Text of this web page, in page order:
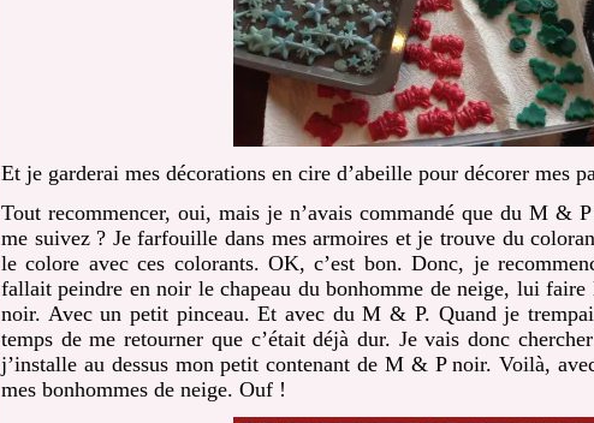
Et je garderai mes décorations en cire d’abeille pour décorer mes
Tout recommencer, oui, mais je n’avais commandé que du M &
me suivez ? Je farfouille dans mes armoires et je trouve du
le colore avec ces colorants. OK, c’est bon. Donc, je
fallait peindre en noir le chapeau du bonhomme de neige, lui
noir. Avec un petit pinceau. Et avec du M & P. Quand je
temps de me retourner que c’était déjà dur. Je vais donc
j’installe au dessus mon petit contenant de M & P noir. Voilà,
mes bonhommes de neige. Ouf !